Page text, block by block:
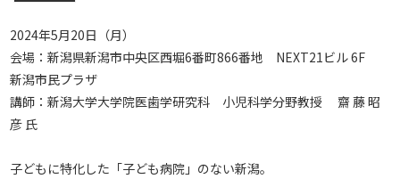
2024年5月20日（月）
会場：新潟県新潟市中央区西堀6番町866番地 NEXT21ビル 6F
新潟市民プラザ
講師：新潟大学大学院医歯学研究科 小児科学分野教授 齋 藤 昭
彦 氏
子どもに特化した「子ども病院」のない新潟。